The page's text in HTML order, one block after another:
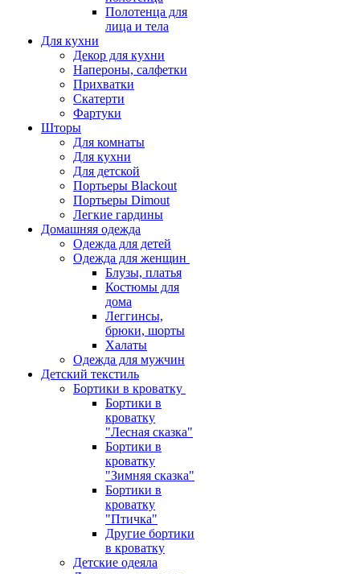
Полотенца для
лица и тела
Для кухни
Декор для кухни
Напероны, салфетки
Прихватки
Скатерти
Фартуки
Шторы
Для комнаты
Для кухни
Для детской
Портьеры Blackout
Портьеры Dimout
Легкие гардины
Домашняя одежда
Одежда для детей
Одежда для женщин
Блузы, платья
Костюмы для
дома
Леггинсы,
брюки, шорты
Халаты
Одежда для мужчин
Детский текстиль
Бортики в кроватку
Бортики в
кроватку
"Лесная сказка"
Бортики в
кроватку
"Зимняя сказка"
Бортики в
кроватку
"Птичка"
Другие бортики
в кроватку
Детские одеяла